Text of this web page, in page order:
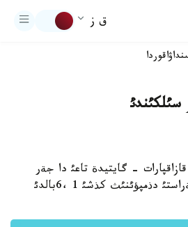
ق ز
اقوردا
قاثتاردئث 21-ئ. قازاقپارات - گايتيدة تاعئ دا جةر
سئلكئندئ - بذل جولئ جةراستئ دذمپؤئنئث كذشئ 1 ،6بالدئ